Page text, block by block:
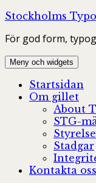
Hoppa
innehåll
Stockholms
För god form,
Meny och widgets
Startsidan
Om gillet
About
STG-
Styrelse
Stadgar
Kontakta oss